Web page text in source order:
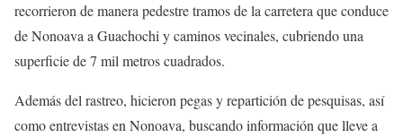
recorrieron de manera pedestre tramos de la carretera que conduce
de Nonoava a Guachochi y caminos vecinales, cubriendo una
superficie de 7 mil metros cuadrados.
Además del rastreo, hicieron pegas y repartición de pesquisas, así
como entrevistas en Nonoava, buscando información que lleve a